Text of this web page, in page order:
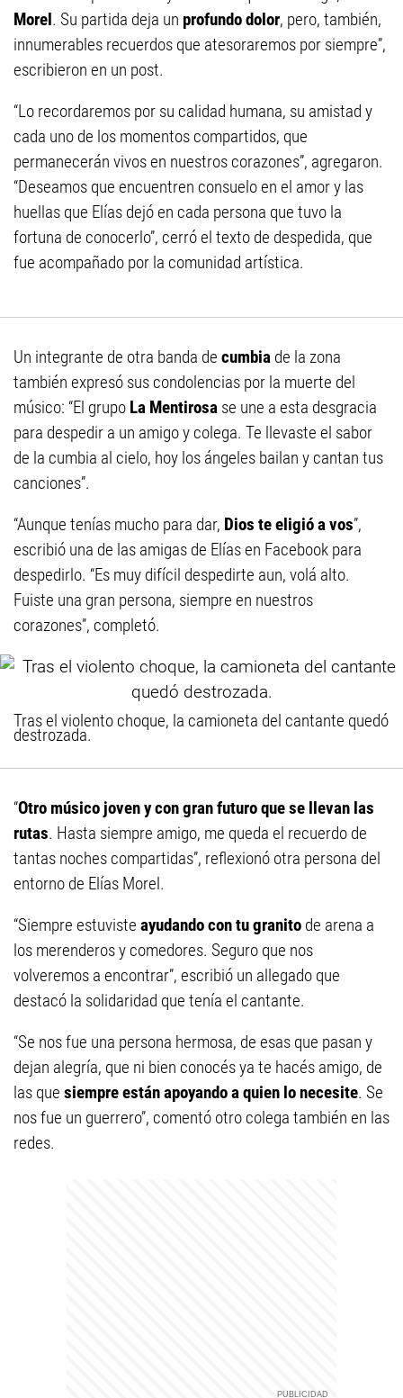
Morel. Su partida deja un profundo dolor, pero, también,
innumerables recuerdos que atesoraremos por siempre”,
escribieron en un post.
“Lo recordaremos por su calidad humana, su amistad y
cada uno de los momentos compartidos, que
permanecerán vivos en nuestros corazones”, agregaron.
“Deseamos que encuentren consuelo en el amor y las
huellas que Elías dejó en cada persona que tuvo la
fortuna de conocerlo”, cerró el texto de despedida, que
fue acompañado por la comunidad artística.
Un integrante de otra banda de cumbia de la zona
también expresó sus condolencias por la muerte del
músico: “El grupo La Mentirosa se une a esta desgracia
para despedir a un amigo y colega. Te llevaste el sabor
de la cumbia al cielo, hoy los ángeles bailan y cantan tus
canciones”.
“Aunque tenías mucho para dar, Dios te eligió a vos”,
escribió una de las amigas de Elías en Facebook para
despedirlo. “Es muy difícil despedirte aun, volá alto.
Fuiste una gran persona, siempre en nuestros
corazones”, completó.
Tras el violento choque, la camioneta del cantante quedó
destrozada.
“Otro músico joven y con gran futuro que se llevan las
rutas. Hasta siempre amigo, me queda el recuerdo de
tantas noches compartidas”, reflexionó otra persona del
entorno de Elías Morel.
“Siempre estuviste ayudando con tu granito de arena a
los merenderos y comedores. Seguro que nos
volveremos a encontrar”, escribió un allegado que
destacó la solidaridad que tenía el cantante.
“Se nos fue una persona hermosa, de esas que pasan y
dejan alegría, que ni bien conocés ya te hacés amigo, de
las que siempre están apoyando a quien lo necesite. Se
nos fue un guerrero”, comentó otro colega también en las
redes.